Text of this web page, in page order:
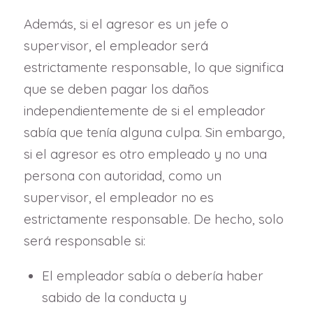
Además, si el agresor es un jefe o
supervisor, el empleador será
estrictamente responsable, lo que significa
que se deben pagar los daños
independientemente de si el empleador
sabía que tenía alguna culpa. Sin embargo,
si el agresor es otro empleado y no una
persona con autoridad, como un
supervisor, el empleador no es
estrictamente responsable. De hecho, solo
será responsable si:
El empleador sabía o debería haber
sabido de la conducta y